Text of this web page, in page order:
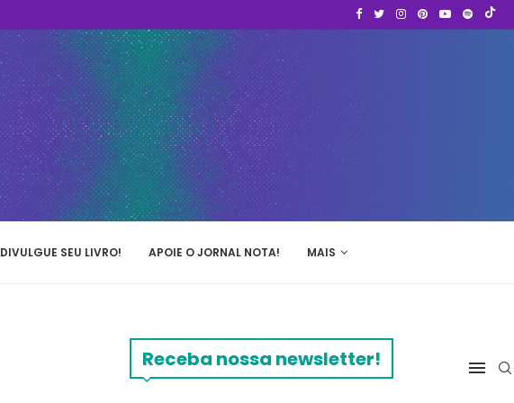
DIVULGUE SEU LIVRO! APOIE O JORNAL NOTA! MAIS
Receba nossa newsletter!